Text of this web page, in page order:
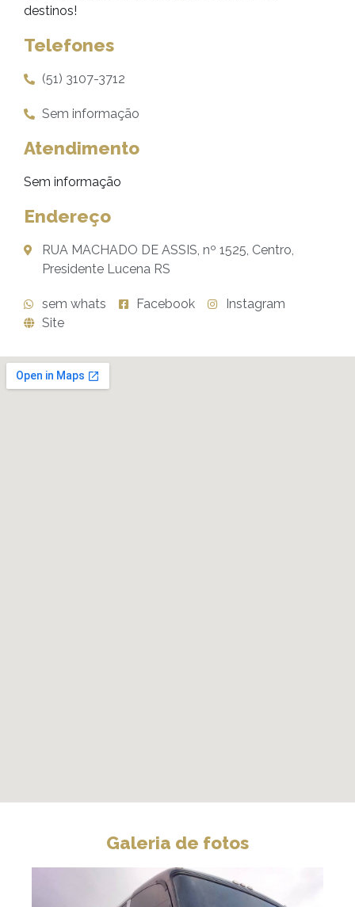
destinos!
Telefones
(51) 3107-3712
Sem informação
Atendimento
Sem informação
Endereço
RUA MACHADO DE ASSIS, nº 1525​, Centro,
Presidente Lucena RS
sem whats Facebook
Instagram
Site
Galeria de fotos